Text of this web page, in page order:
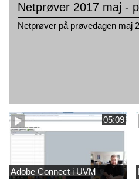
Netprøver 2017 maj -
Netprøver på prøvedagen maj
05:09
Adobe Connect i UVM